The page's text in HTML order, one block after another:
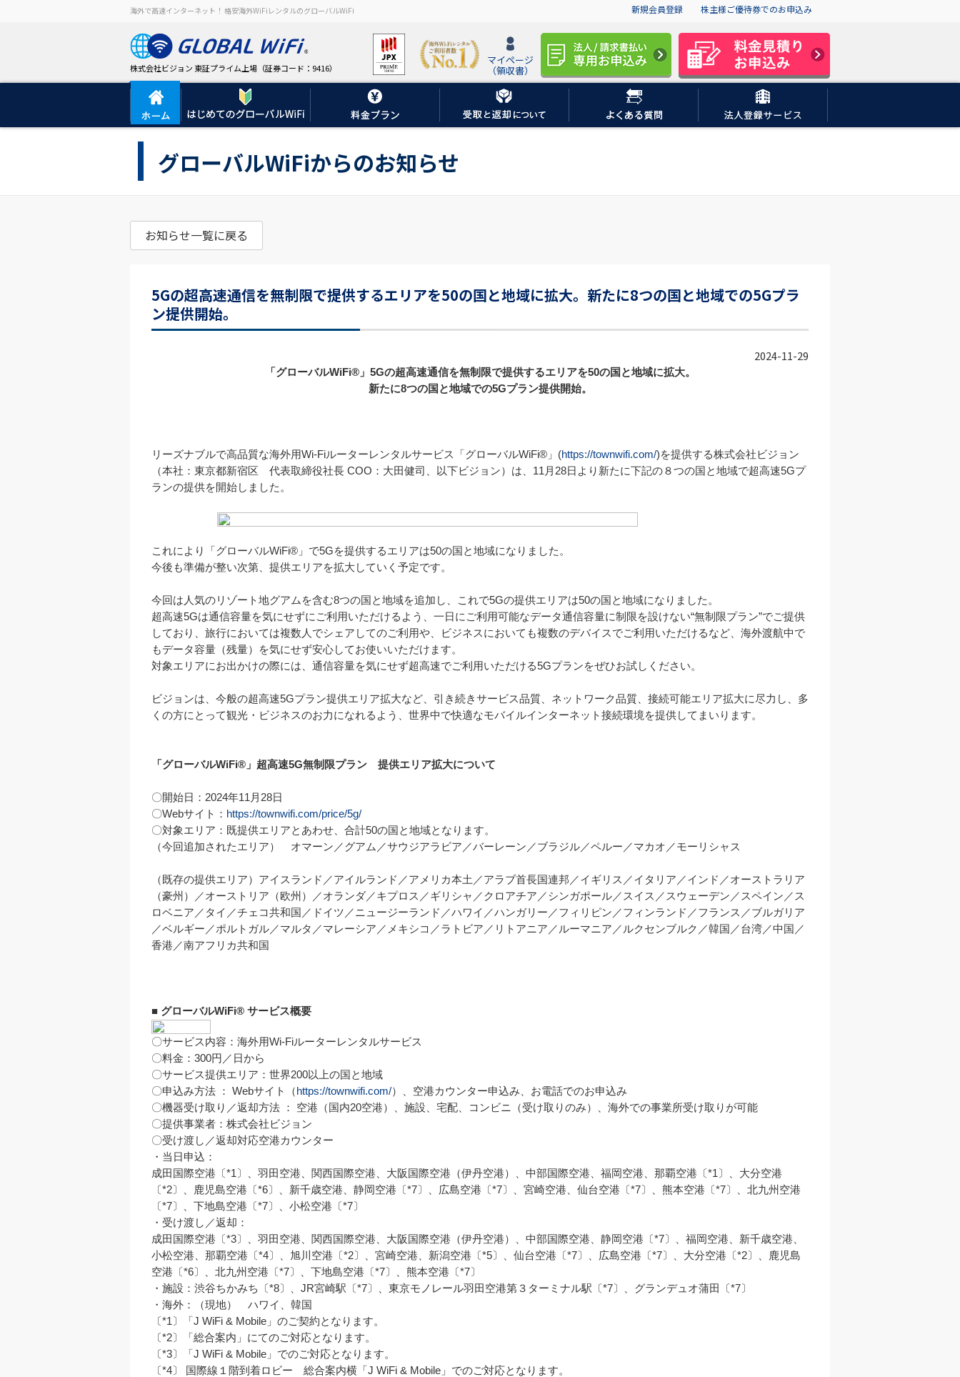
海外で高速インターネット！ 格安海外WiFiレンタルのグローバルWiFi 株主様ご優待券でのお申込み
新規会員登録
株式会社ビジョン 東証プライム上場（証券コード：9416）
マイページ
（領収書）
グローバルWiFiからのお知らせ
お知らせ一覧に戻る
5Gの超高速通信を無制限で提供するエリアを50の国と地域に拡大。新たに8つの国と地域での5Gプラ
ン提供開始。
2024-11-29
「グローバルWiFi®」5Gの超高速通信を無制限で提供するエリアを50の国と地域に拡大。
新たに8つの国と地域での5Gプラン提供開始。
リーズナブルで高品質な海外用Wi-Fiルーターレンタルサービス「グローバルWiFi®」(https://townwifi.com/)を提供する株式会社ビジョン
（本社：東京都新宿区　代表取締役社長 COO：大田健司、以下ビジョン）は、11月28日より新たに下記の８つの国と地域で超高速5Gプ
ランの提供を開始しました。
これにより「グローバルWiFi®」で5Gを提供するエリアは50の国と地域になりました。
今後も準備が整い次第、提供エリアを拡大していく予定です。
今回は人気のリゾート地グアムを含む8つの国と地域を追加し、これで5Gの提供エリアは50の国と地域になりました。
超高速5Gは通信容量を気にせずにご利用いただけるよう、一日にご利用可能なデータ通信容量に制限を設けない“無制限プラン”でご提供
しており、旅行においては複数人でシェアしてのご利用や、ビジネスにおいても複数のデバイスでご利用いただけるなど、海外渡航中で
もデータ容量（残量）を気にせず安心してお使いいただけます。
対象エリアにお出かけの際には、通信容量を気にせず超高速でご利用いただける5Gプランをぜひお試しください。
ビジョンは、今般の超高速5Gプラン提供エリア拡大など、引き続きサービス品質、ネットワーク品質、接続可能エリア拡大に尽力し、多
くの方にとって観光・ビジネスのお力になれるよう、世界中で快適なモバイルインターネット接続環境を提供してまいります。
「グローバルWiFi®」超高速5G無制限プラン　提供エリア拡大について
〇開始日：2024年11月28日
〇Webサイト： https://townwifi.com/price/5g/
〇対象エリア：既提供エリアとあわせ、合計50の国と地域となります。
（今回追加されたエリア）　オマーン／グアム／サウジアラビア／バーレーン／ブラジル／ペルー／マカオ／モーリシャス
（既存の提供エリア）アイスランド／アイルランド／アメリカ本土／アラブ首長国連邦／イギリス／イタリア／インド／オーストラリア
（豪州）／オーストリア（欧州）／オランダ／キプロス／ギリシャ／クロアチア／シンガポール／スイス／スウェーデン／スペイン／ス
ロベニア／タイ／チェコ共和国／ドイツ／ニュージーランド／ハワイ／ハンガリー／フィリピン／フィンランド／フランス／ブルガリア
／ベルギー／ポルトガル／マルタ／マレーシア／メキシコ／ラトビア／リトアニア／ルーマニア／ルクセンブルク／韓国／台湾／中国／
香港／南アフリカ共和国
■ グローバルWiFi® サービス概要
〇サービス内容：海外用Wi-Fiルーターレンタルサービス
〇料金：300円／日から
〇サービス提供エリア：世界200以上の国と地域
〇申込み方法 ： Webサイト（ https://townwifi.com/）、空港カウンター申込み、お電話でのお申込み
〇機器受け取り／返却方法 ： 空港（国内20空港）、施設、宅配、コンビニ（受け取りのみ）、海外での事業所受け取りが可能
〇提供事業者：株式会社ビジョン
〇受け渡し／返却対応空港カウンター
・当日申込：
成田国際空港〔*1〕、羽田空港、関西国際空港、大阪国際空港（伊丹空港）、中部国際空港、福岡空港、那覇空港〔*1〕、大分空港
〔*2〕、鹿児島空港〔*6〕、新千歳空港、静岡空港〔*7〕、広島空港〔*7〕、宮崎空港、仙台空港〔*7〕、熊本空港〔*7〕、北九州空港
〔*7〕、下地島空港〔*7〕、小松空港〔*7〕
・受け渡し／返却：
成田国際空港〔*3〕、羽田空港、関西国際空港、大阪国際空港（伊丹空港）、中部国際空港、静岡空港〔*7〕、福岡空港、新千歳空港、
小松空港、那覇空港〔*4〕、旭川空港〔*2〕、宮崎空港、新潟空港〔*5〕、仙台空港〔*7〕、広島空港〔*7〕、大分空港〔*2〕、鹿児島
空港〔*6〕、北九州空港〔*7〕、下地島空港〔*7〕、熊本空港〔*7〕
・施設：渋谷ちかみち〔*8〕、JR宮崎駅〔*7〕、東京モノレール羽田空港第３ターミナル駅〔*7〕、グランデュオ蒲田〔*7〕
・海外：（現地）　ハワイ、韓国
〔*1〕「J WiFi & Mobile」のご契約となります。
〔*2〕「総合案内」にてのご対応となります。
〔*3〕「J WiFi & Mobile」でのご対応となります。
〔*4〕 国際線１階到着ロビー　総合案内横「J WiFi & Mobile」でのご対応となります。